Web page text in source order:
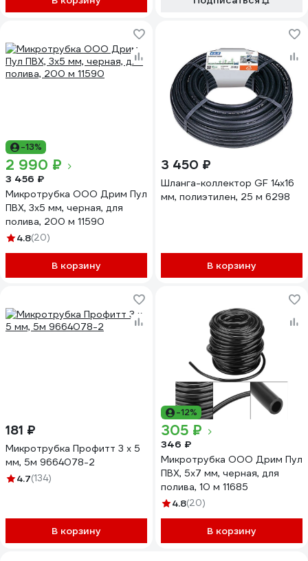
-13%
2 990 ₽
3 456 ₽
Микротрубка ООО Дрим Пул
ПВХ, 3x5 мм, черная, для
полива, 200 м 11590
4.8(20)
В корзину
3 450 ₽
Шланга-коллектор GF 14x16
мм, полиэтилен, 25 м 6298
В корзину
181 ₽
Микротрубка Профитт 3 х 5
мм, 5м 9664078-2
4.7(134)
В корзину
-12%
305 ₽
346 ₽
Микротрубка ООО Дрим Пул
ПВХ, 5x7 мм, черная, для
полива, 10 м 11685
4.8(20)
В корзину